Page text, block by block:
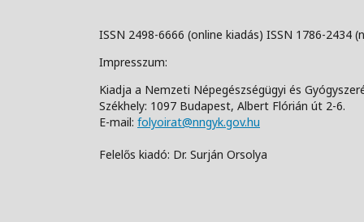
ISSN 2498-6666 (online kiadás) ISSN 1786-2434
Impresszum:
Kiadja a Nemzeti Népegészségügyi és
Székhely: 1097 Budapest, Albert Flórián út 2-6.
E-mail: folyoirat@nngyk.gov.hu
Felelős kiadó: Dr. Surján Orsolya